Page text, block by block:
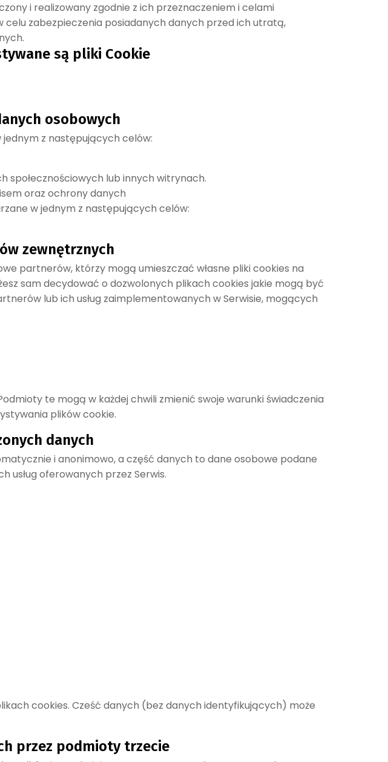
i realizowany zgodnie z ich przeznaczeniem i celami
zabezpieczenia posiadanych danych przed ich utratą,
są pliki Cookie
osobowych
z następujących celów:
społecznościowych lub innych witrynach.
oraz ochrony danych
w jednym z następujących celów:
zewnętrznych
partnerów, którzy mogą umieszczać własne pliki cookies na
sam decydować o dozwolonych plikach cookies jakie mogą być
lub ich usług zaimplementowanych w Serwisie, mogących
te mogą w każdej chwili zmienić swoje warunki świadczenia
plików cookie.
danych
i anonimowo, a część danych to dane osobowe podane
usług oferowanych przez Serwis.
cookies. Cześć danych (bez danych identyfikujących) może
przez podmioty trzecie